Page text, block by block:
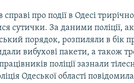
про події в Одесі
сутички. За даними поліції,
порядок, розпиляли в бік
вибухові пакети, а також
поліції зазнали
Одеської області